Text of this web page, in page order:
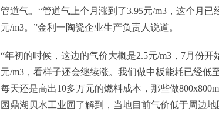
管道气。“管道气上个月涨到了3.95元/m3，这个月
元/m3。”金利一陶瓷企业生产负责人说道。
“年初的时候，这边的气价大概是2.5元/m3，7月份
元/m3，看样子还会继续涨。我们做中板能耗已经低
每天还是高出10多万元的燃料成本，那些做
园鼎湖贝水工业园了解到，当地目前气价低于周边地